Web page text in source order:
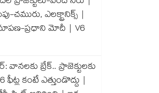
చమురు, ఎలక్ట్రానిక్స్ |
ప్రధాని మోదీ | V6
వానలకు బ్రేక్.. ప్రాజెక్టులకు
ఫీట్ల కంటే ఎత్తుండొద్దు |